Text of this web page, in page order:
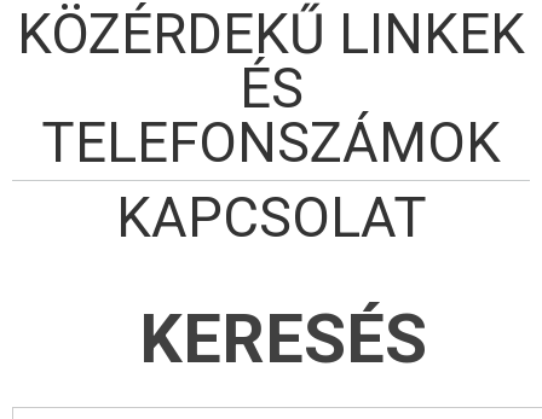
KÖZÉRDEKŰ LINKEK
ÉS
TELEFONSZÁMOK
KAPCSOLAT
KERESÉS